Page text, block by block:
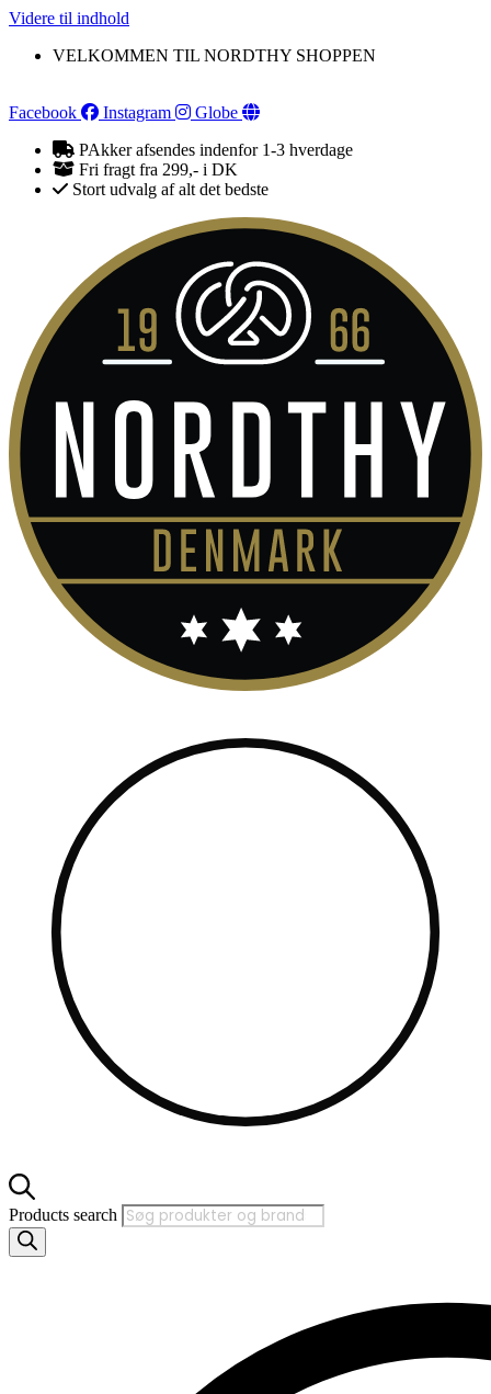
Videre til indhold
VELKOMMEN TIL NORDTHY SHOPPEN
Facebook Instagram
Globe
PAkker afsendes indenfor 1-3 hverdage
Fri fragt fra 299,- i DK
Stort udvalg af alt det bedste
Products search